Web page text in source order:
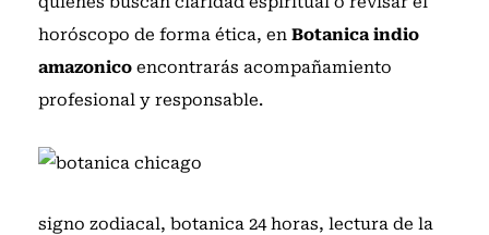
horóscopo de forma ética, en Botanica indio
amazonicoencontrarás acompañamiento
profesional y responsable.
signo zodiacal, botanica 24 horas, lectura de la